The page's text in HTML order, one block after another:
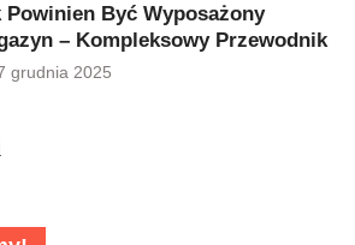
Powinien Być Wyposażony
– Kompleksowy Przewodnik
grudnia 2025